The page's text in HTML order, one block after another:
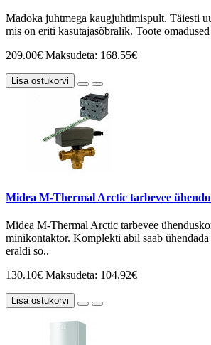
Madoka juhtmega kaugjuhtimispult. Täiesti
mis on eriti kasutajasõbralik. Toote
209.00€ Maksudeta: 168.55€
Lisa ostukorvi
Midea M-Thermal Arctic tarbevee
Midea M-Thermal Arctic tarbevee
minikontaktor. Komplekti abil saab
eraldi so..
130.10€ Maksudeta: 104.92€
Lisa ostukorvi